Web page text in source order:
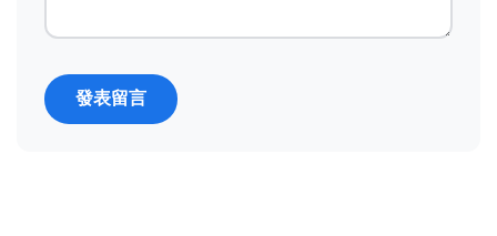
發表留言